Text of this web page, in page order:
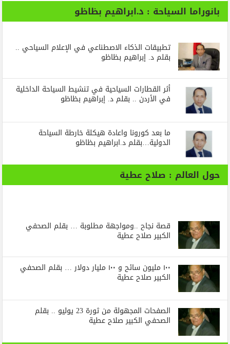
بانوراما السياحة : د.ابراهيم بظاظو
تطبيقات الذكاء الاصطناعي في الإعلام السياحي ..
بقلم د. إبراهيم بظاظو
أثر القطارات السياحية في تنشيط السياحة الداخلية
في الأردن .. بقلم د. إبراهيم بظاظو
ما بعد كورونا واعادة هيكلة خارطة السياحة
الدولية…بقلم د.ابراهيم بظاظو
حول العالم : صلاح عطية
قصة نجاح ..ومواجهة مطلوبة … بقلم الصحفي
الكبير صلاح عطية
١٠٠ مليون سائح و ١٠٠ مليار دولار … بقلم الصحفي
الكبير صلاح عطية
الصفحات المجهولة من ثورة 23 يوليو .. بقلم
الصحفي الكبير صلاح عطية